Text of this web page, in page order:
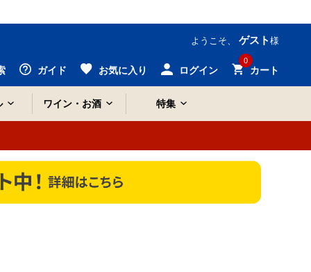
ようこそ、 ゲスト 様
ガイド お気に入り ログイン
0
カート
ワイン・お酒 特集